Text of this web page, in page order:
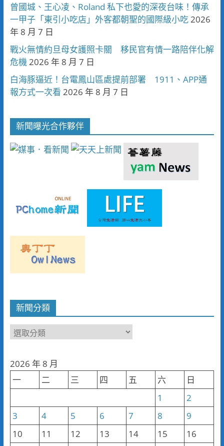
曾國城、王心凌、Roland 私下也愛的深夜台味！傳承
一甲子「東引小吃店」外客都朝聖的國際級小吃 2026
年 8 月 7 日
戰火無情約旦母女護照卡關 移民官有情一路陪伴化解
危機 2026 年 8 月 7 日
白海豚逼近！台電鳳山區處提前部署 1911、APP通
報方式一次看 2026 年 8 月 7 日
新聞曝光合作夥伴
新聞分類
新
類
2026 年 8 月
一
二 三 四 五 六
日
1
2
3
4 5 6 7 8
9
10
11 12 13 14 15
16